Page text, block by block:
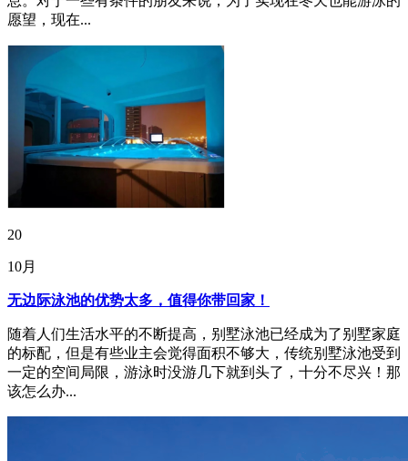
愿望，现在...
20
10月
无边际泳池的优势太多，值得你带回家！
随着人们生活水平的不断提高，别墅泳池已经成为了别墅家庭
的标配，但是有些业主会觉得面积不够大，传统别墅泳池受到
一定的空间局限，游泳时没游几下就到头了，十分不尽兴！那
该怎么办...